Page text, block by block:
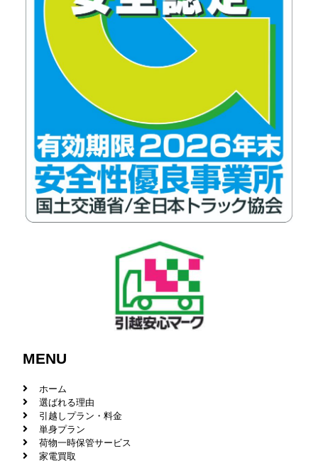
MENU
ホーム
選ばれる理由
引越しプラン・料金
単身プラン
荷物一時保管サービス
家電買取